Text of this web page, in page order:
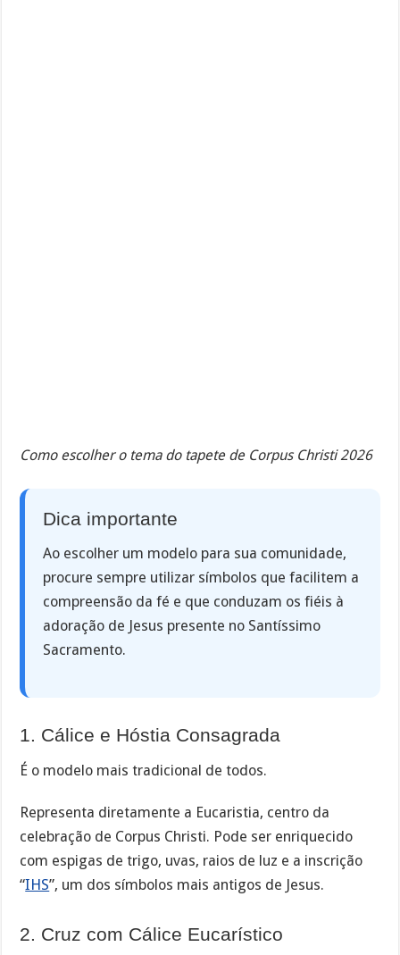
Como escolher o tema do tapete de Corpus Christi 2026
Dica importante
Ao escolher um modelo para sua comunidade,
procure sempre utilizar símbolos que facilitem a
compreensão da fé e que conduzam os fiéis à
adoração de Jesus presente no Santíssimo
Sacramento.
1. Cálice e Hóstia Consagrada
É o modelo mais tradicional de todos.
Representa diretamente a Eucaristia, centro da
celebração de Corpus Christi. Pode ser enriquecido
com espigas de trigo, uvas, raios de luz e a inscrição
“IHS”, um dos símbolos mais antigos de Jesus.
2. Cruz com Cálice Eucarístico